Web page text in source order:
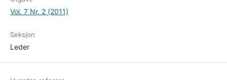
Vol. 7 Nr. 2 (2011)
Seksjon
Leder